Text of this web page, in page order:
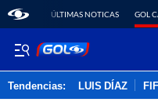
ÚLTIMAS NOTICAS GOL
Tendencias: LUIS DÍAZ